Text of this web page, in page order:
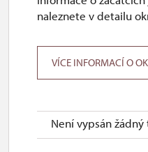
Není vypsán
naleznete v detailu
VÍCE INFORMACÍ O